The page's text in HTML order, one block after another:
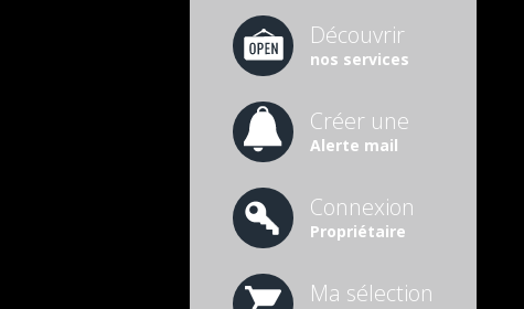
Découvrir
nos services
Créer une
Alerte mail
Connexion
Propriétaire
Ma sélection